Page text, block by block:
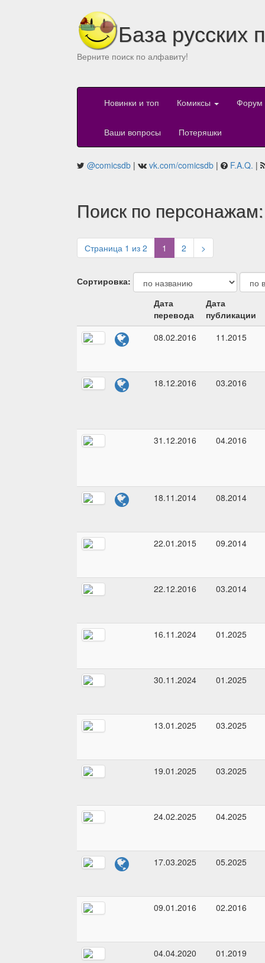
База русских
Верните поиск по алфавиту!
Новинки и топ Комиксы Форум
Ваши вопросы Потеряшки
@comicsdb | vk.com/comicsdb | F.A.Q. |
Поиск по
Страница 1 из 2 1 (current)
2 >
Сортировка:
Дата
перевода
Дата
публикации
08.02.2016
11.2015
18.12.2016 03.2016
31.12.2016 04.2016
18.11.2014 08.2014
22.01.2015 09.2014
22.12.2016 03.2014
16.11.2024 01.2025
30.11.2024 01.2025
13.01.2025 03.2025
19.01.2025 03.2025
24.02.2025 04.2025
17.03.2025 05.2025
09.01.2016 02.2016
04.04.2020 01.2019